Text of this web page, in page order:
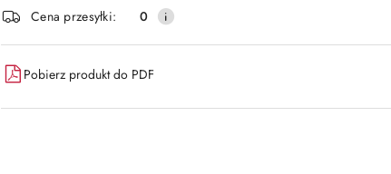
Cena przesyłki:
0
Pobierz produkt do PDF